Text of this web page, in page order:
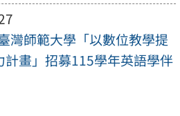
灣師範大學「以數位教學提
畫」招募115學年英語學伴